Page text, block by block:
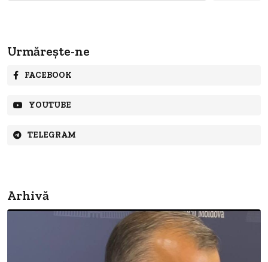
Urmărește-ne
FACEBOOK
YOUTUBE
TELEGRAM
Arhivă